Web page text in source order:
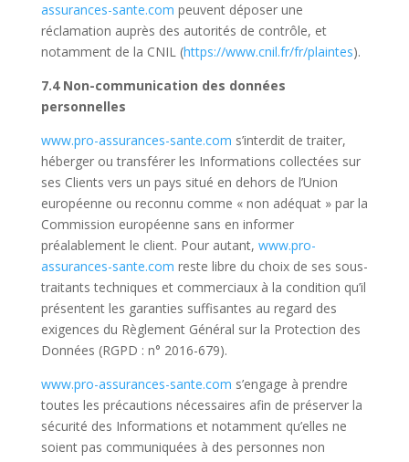
assurances-sante.com peuvent déposer une
réclamation auprès des autorités de contrôle, et
notamment de la CNIL (https://www.cnil.fr/fr/plaintes).
7.4 Non-communication des données
personnelles
www.pro-assurances-sante.com s’interdit de traiter,
héberger ou transférer les Informations collectées sur
ses Clients vers un pays situé en dehors de l’Union
européenne ou reconnu comme « non adéquat » par la
Commission européenne sans en informer
préalablement le client. Pour autant, www.pro-
assurances-sante.com reste libre du choix de ses sous-
traitants techniques et commerciaux à la condition qu’il
présentent les garanties suffisantes au regard des
exigences du Règlement Général sur la Protection des
Données (RGPD : n° 2016-679).
www.pro-assurances-sante.com s’engage à prendre
toutes les précautions nécessaires afin de préserver la
sécurité des Informations et notamment qu’elles ne
soient pas communiquées à des personnes non